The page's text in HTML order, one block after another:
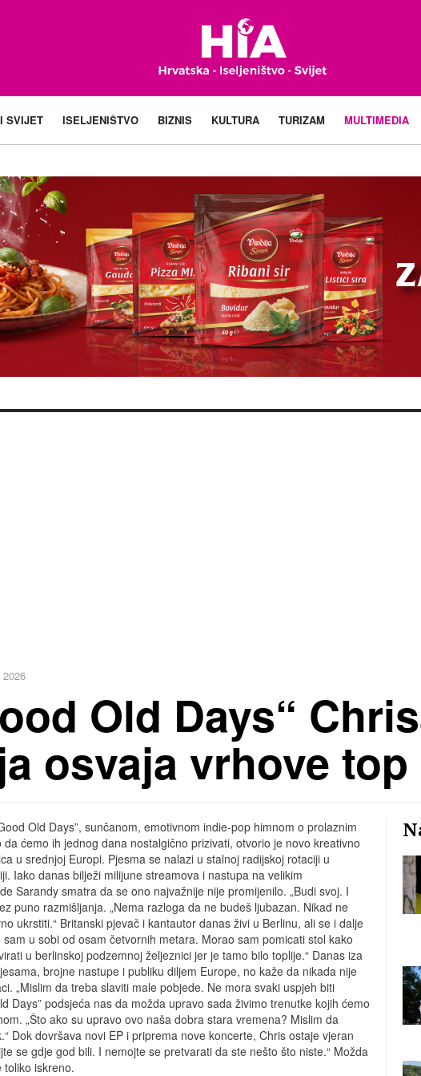
SVIJET ISELJENIŠTVO BIZNIS KULTURA TURIZAM MULTIMEDIA
Old Days“
osvaja vrhove
Old Days”, sunčanom, emotivnom indie-pop himnom o prolaznim
ćemo ih jednog dana nostalgično prizivati, otvorio je novo kreativno
u srednjoj Europi. Pjesma se nalazi u stalnoj radijskoj rotaciji u
Iako danas bilježi milijune streamova i nastupa na velikim
Sarandy smatra da se ono najvažnije nije promijenilo. „Budi svoj. I
puno razmišljanja. „Nema razloga da ne budeš ljubazan. Nikad ne
ukrstiti.“ Britanski pjevač i kantautor danas živi u Berlinu, ali se i dalje
u sobi od osam četvornih metara. Morao sam pomicati stol kako
u berlinskoj podzemnoj željeznici jer je tamo bilo toplije.“ Danas iza
brojne nastupe i publiku diljem Europe, no kaže da nikada nije
„Mislim da treba slaviti male pobjede. Ne mora svaki uspjeh biti
Days” podsjeća nas da možda upravo sada živimo trenutke kojih ćemo
„Što ako su upravo ovo naša dobra stara vremena? Mislim da
Dok dovršava novi EP i priprema nove koncerte, Chris ostaje vjeran
se gdje god bili. I nemojte se pretvarati da ste nešto što niste.“ Možda
toliko iskreno.